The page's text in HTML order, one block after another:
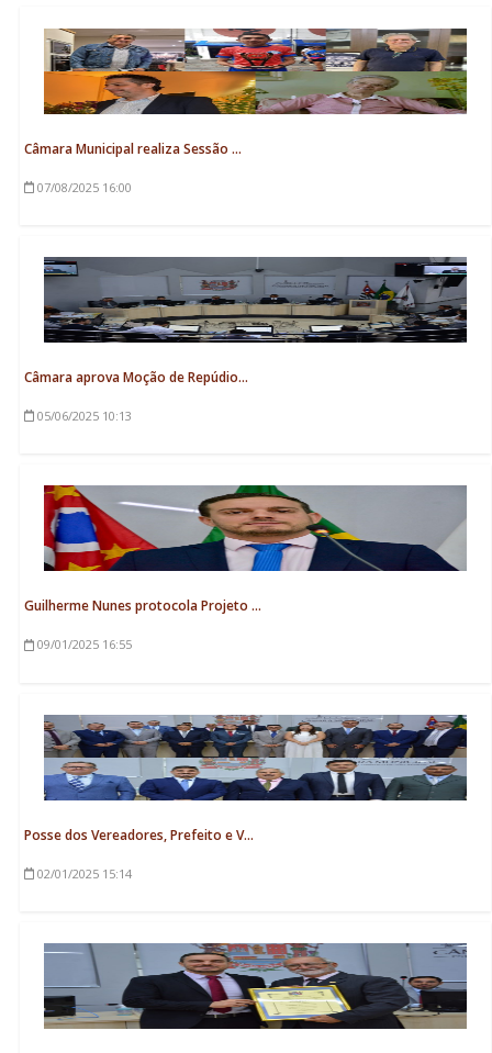
Câmara Municipal realiza Sessão ...
07/08/2025 16:00
Câmara aprova Moção de Repúdio...
05/06/2025 10:13
Guilherme Nunes protocola Projeto ...
09/01/2025 16:55
Posse dos Vereadores, Prefeito e V...
02/01/2025 15:14